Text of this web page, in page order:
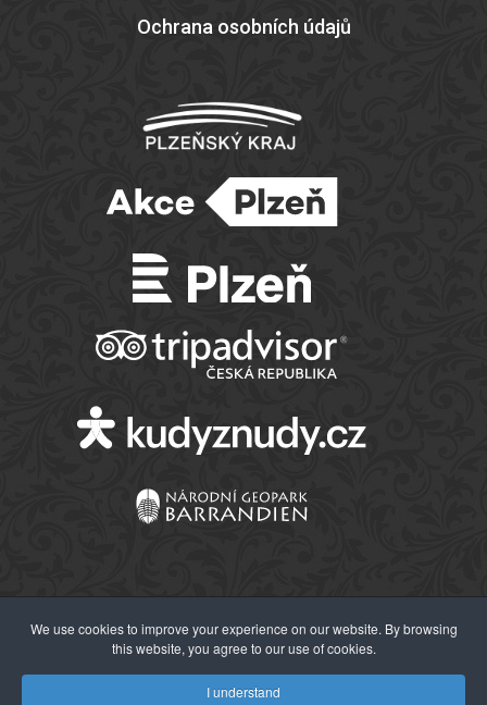
Ochrana osobních údajů
© 2026 Západočeské muzeum v Plzni
We use cookies to improve your experience on our website. By browsing
this website, you agree to our use of cookies.
I understand